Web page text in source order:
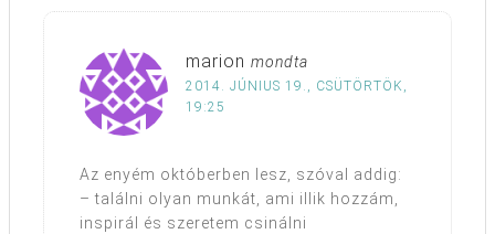
marion mondta
2014. JÚNIUS 19., CSÜTÖRTÖK,
19:25
Az enyém októberben lesz, szóval addig:
– találni olyan munkát, ami illik hozzám,
inspirál és szeretem csinálni